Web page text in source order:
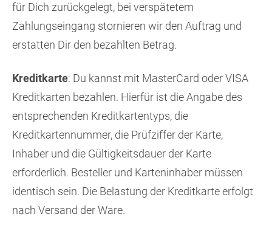
für Dich zurückgelegt, bei verspätetem
Zahlungseingang stornieren wir den Auftrag und
erstatten Dir den bezahlten Betrag.
Kreditkarte: Du kannst mit MasterCard oder VISA
Kreditkarten bezahlen. Hierfür ist die Angabe des
entsprechenden Kreditkartentyps, die
Kreditkartennummer, die Prüfziffer der Karte,
Inhaber und die Gültigkeitsdauer der Karte
erforderlich. Besteller und Karteninhaber müssen
identisch sein. Die Belastung der Kreditkarte erfolgt
nach Versand der Ware.